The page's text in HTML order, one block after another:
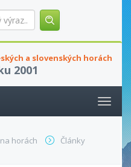
Zadejte
hledaný
a slovenských horách
2001
horách
Články